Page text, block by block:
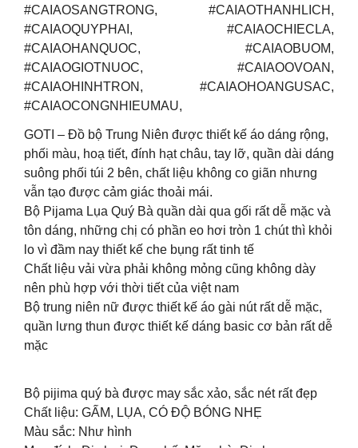
#CAIAOSANGTRONG, #CAIAOTHANHLICH,
#CAIAOQUYPHAI, #CAIAOCHIECLA,
#CAIAOHANQUOC, #CAIAOBUOM,
#CAIAOGIOTNUOC, #CAIAOOVOAN,
#CAIAOHINHTRON, #CAIAOHOANGUSAC,
#CAIAOCONGNHIEUMAU,
GOTI – Đồ bộ Trung Niên được thiết kế áo dáng rộng,
phối màu, hoạ tiết, đính hạt châu, tay lỡ, quần dài dáng
suông phối túi 2 bên, chất liệu không co giãn nhưng
vẫn tạo được cảm giác thoải mái.
Bộ Pijama Lụa Quý Bà quần dài qua gối rất dễ mặc và
tôn dáng, những chị có phần eo hơi tròn 1 chút thì khỏi
lo vì đầm nay thiết kế che bụng rất tinh tế
Chất liệu vải vừa phải không mỏng cũng không dày
nên phù hợp với thời tiết của việt nam
Bộ trung niên nữ được thiết kế áo gài nút rất dễ mặc,
quần lưng thun được thiết kế dáng basic cơ bản rất dễ
mặc
Bộ pijima quý bà được may sắc xảo, sắc nét rất đẹp
Chất liệu: GẤM, LỤA, CÓ ĐỘ BÓNG NHẸ
Màu sắc: Như hình